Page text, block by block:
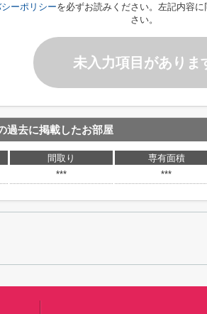
ーポリシーを必ずお読みください。左記内容
さい。
未入力項目がありま
過去に掲載したお部屋
間取り 専有面積
*** ***